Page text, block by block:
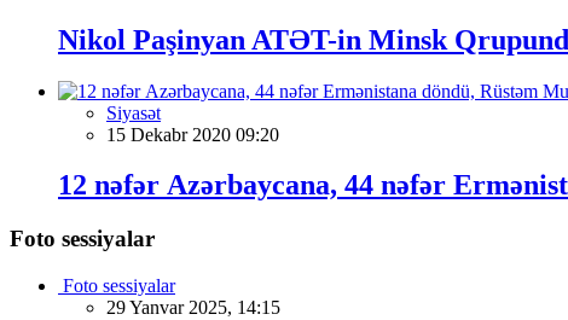
Nikol Paşinyan ATƏT-in Minsk
Siyasət
15 Dekabr 2020 09:20
12 nəfər Azərbaycana, 44 nəfər
Foto sessiyalar
Foto sessiyalar
29 Yanvar 2025, 14:15